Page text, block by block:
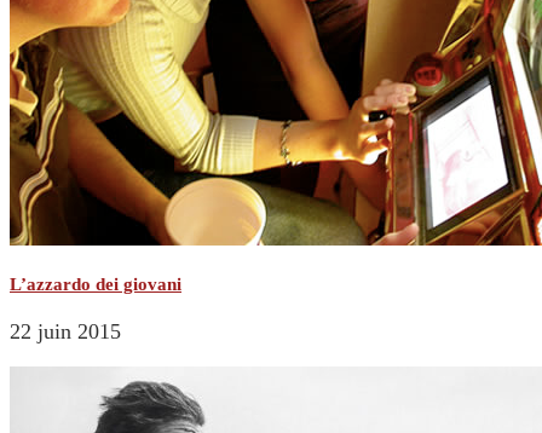
L’azzardo dei giovani
22 juin 2015